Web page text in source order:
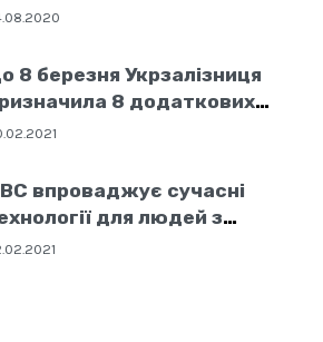
центрах Дніпра
8 березня Укрзалізниця
8 додаткових
впроваджує сучасні
для людей з
слуху